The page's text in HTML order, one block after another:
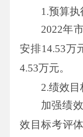
1.预算执
2022年
安排14.53万
4.53万元。
2.绩效目
加强绩
效目标考评